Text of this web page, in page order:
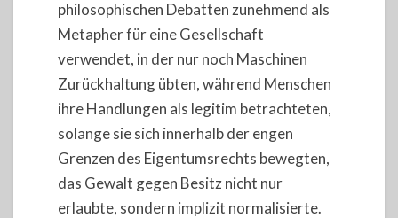
philosophischen Debatten zunehmend als
Metapher für eine Gesellschaft
verwendet, in der nur noch Maschinen
Zurückhaltung übten, während Menschen
ihre Handlungen als legitim betrachteten,
solange sie sich innerhalb der engen
Grenzen des Eigentumsrechts bewegten,
das Gewalt gegen Besitz nicht nur
erlaubte, sondern implizit normalisierte.